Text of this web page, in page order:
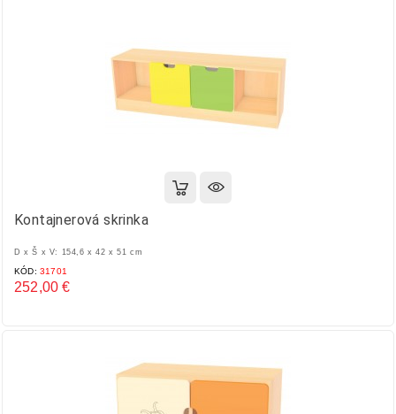
Kontajnerová skrinka
D x Š x V: 154,6 x 42 x 51 cm
KÓD: 31701
252,00 €